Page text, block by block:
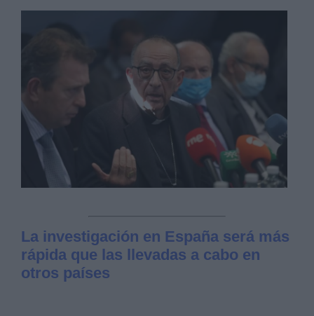
La investigación en España será más
rápida que las llevadas a cabo en
otros países